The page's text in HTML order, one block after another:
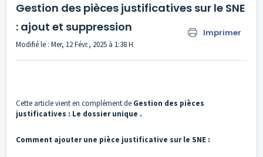
Gestion des pièces justificatives sur le SNE
: ajout et suppression
Imprimer
Modifié le : Mer, 12 Févr., 2025 à 1:38 H
Cette article vient en complément de Gestion des pièces
justificatives : Le dossier unique .
Comment ajouter une pièce justificative sur le SNE :